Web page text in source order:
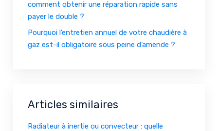
comment obtenir une réparation rapide sans
payer le double ?
Pourquoi l’entretien annuel de votre chaudière à
gaz est-il obligatoire sous peine d’amende ?
Articles similaires
Radiateur à inertie ou convecteur : quelle